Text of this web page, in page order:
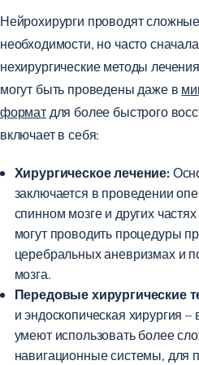
Нейрохирурги проводят
необходимости, но часто
нехирургические методы
могут быть проведены даже в
формат для более быстрого
включает в себя:
Хирургическое лечение:
заключается в проведении
спинном мозге и других
могут проводить процедуры
церебральных аневризмах и
мозга.
Передовые хирургические
и эндоскопическая хирургия
умеют использовать более
навигационные системы, для